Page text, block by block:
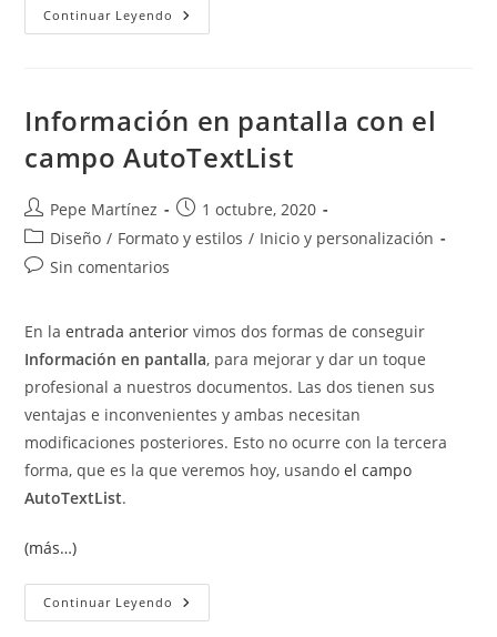
Continuar Leyendo Dividir
Un
Información en pantalla con el
campo AutoTextList
Autor
de
la
entrada:
Pepe Martínez
Publicación
de
la
1 octubre, 2020
Categoría
de
Diseño / Formato y estilos / Inicio y personalización
Comentarios
entrada:
Sin comentarios
En laentrada anterior vimos dos formas de conseguir
Información en pantalla, para mejorar y dar un toque
profesional a nuestros documentos. Las dos tienen sus
ventajas e inconvenientes y ambas necesitan
modificaciones posteriores. Esto no ocurre con la tercera
forma, que es la que veremos hoy, usandoel campo
AutoTextList.
(más…)
Continuar Leyendo Información
En